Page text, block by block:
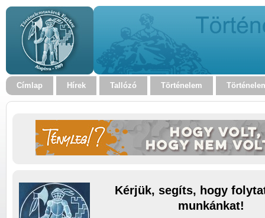
Címlap Hírek Tallózó Történelem
Kérjük, segíts, hogy
munkánkat!